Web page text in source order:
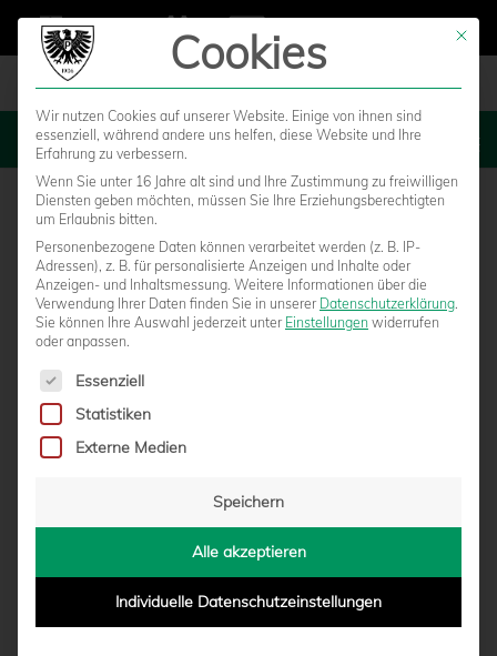
MENU
ERSTES TESTSPIEL IN RHEINE –
vonMoritz Schwegmann|03.07.2026 - 15:09
Mit
Cookies
Wir nutzen Cookies auf unserer Website. Einige von ihnen sind
essenziell, während andere uns helfen, diese Website und Ihre
Erfahrung zu verbessern.
Wenn Sie unter 16 Jahre alt sind und Ihre Zustimmung zu freiwilligen
Diensten geben möchten, müssen Sie Ihre Erziehungsberechtigten
um Erlaubnis bitten.
Personenbezogene Daten können verarbeitet werden (z. B. IP-
Adressen), z. B. für personalisierte Anzeigen und Inhalte oder
Anzeigen- und Inhaltsmessung. Weitere Informationen über die
Verwendung Ihrer Daten finden Sie in unserer Datenschutzerklärung.
Sie können Ihre Auswahl jederzeit unter Einstellungen widerrufen
oder anpassen.
Es folgt eine Liste der Service-Gruppen, für die eine
Essenziell
Statistiken
Externe Medien
Speichern
Alle akzeptieren
Individuelle Datenschutzeinstellungen